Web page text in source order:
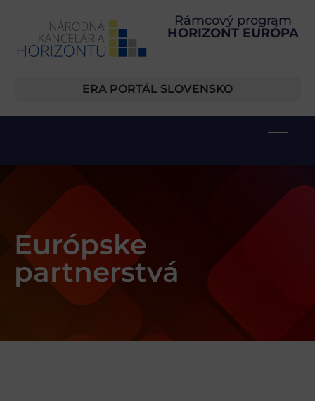
Rámcový program
HORIZONT EURÓPA
ERA PORTÁL SLOVENSKO
Európske
partnerstvá